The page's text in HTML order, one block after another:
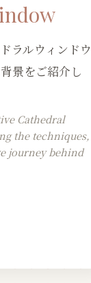
ラルウィンドウ
景をご紹介し
Cathedral
the techniques,
journey behind